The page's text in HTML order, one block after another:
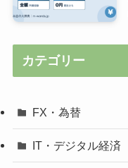
カテゴリー
FX・為替
IT・デジタル経済